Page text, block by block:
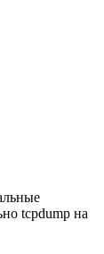
tcpdump на